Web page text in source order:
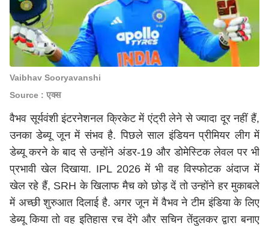
Vaibhav Sooryavanshi
Source : एक्स
वैभव सूर्यवंशीइंटरनेशनल क्रिकेट में एंट्री लेने से ज्यादा दूर नहीं हैं,
उनका डेब्यू जून में संभव है. पिछले सालइंडियन प्रीमियर लीगमें
डेब्यू करने के बाद से उन्होंने अंडर-19 और डोमेस्टिक लेवल पर भी
प्रभावी खेल दिखाया. IPL 2026 में भी वह विस्फोटक अंदाज में
खेल रहे हैं, SRH के खिलाफ मैच को छोड़ दें तो उन्होंने हर मुकाबले
में अच्छी शुरुआत दिलाई है. अगर जून में वैभव ने टीम इंडिया के लिए
डेब्यू किया तो वह इतिहास रच देंगे और सचिन तेंदुलकर द्वारा बनाए